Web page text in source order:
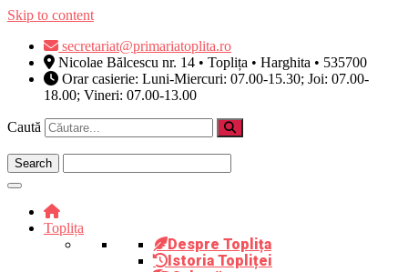
Skip to content
secretariat@primariatoplita.ro
Nicolae Bălcescu nr. 14 • Toplița • Harghita • 535700
Orar casierie: Luni-Miercuri: 07.00-15.30; Joi: 07.00-
18.00; Vineri: 07.00-13.00
Caută
Toplița
Despre Toplița
Istoria Topliței